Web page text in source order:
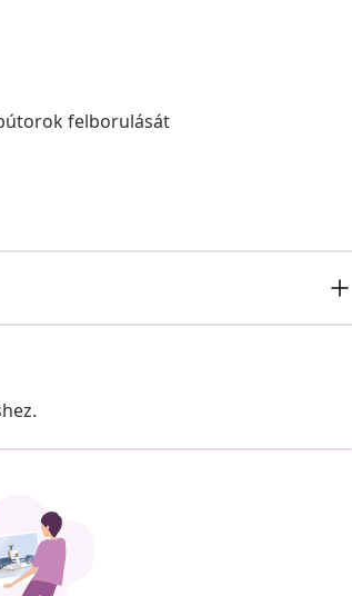
felborulását